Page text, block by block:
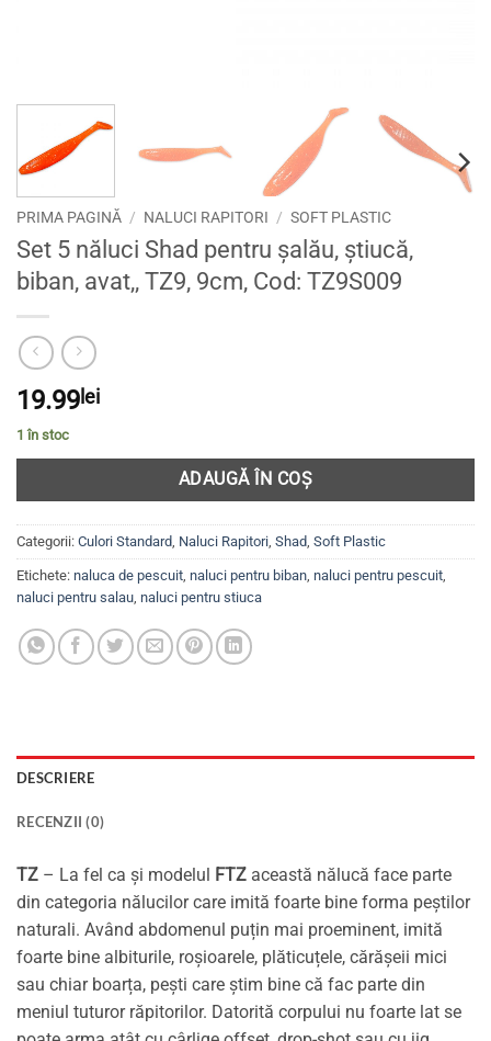
PRIMA PAGINĂ / NALUCI RAPITORI / SOFT PLASTIC
Set 5 năluci Shad pentru șalău, știucă,
biban, avat,, TZ9, 9cm, Cod: TZ9S009
19.99lei
1 în stoc
ADAUGĂ ÎN COȘ
Categorii: Culori Standard Naluci Rapitori Shad Soft Plastic
Etichete: naluca de pescuit naluci pentru biban naluci pentru pescuit
naluci pentru salau naluci pentru stiuca
DESCRIERE
RECENZII (0)
TZ – La fel ca și modelul FTZ această nălucă face parte
din categoria nălucilor care imită foarte bine forma peștilor
naturali. Având abdomenul puțin mai proeminent, imită
foarte bine albiturile, roșioarele, plăticuțele, cărășeii mici
sau chiar boarța, pești care știm bine că fac parte din
meniul tuturor răpitorilor. Datorită corpului nu foarte lat se